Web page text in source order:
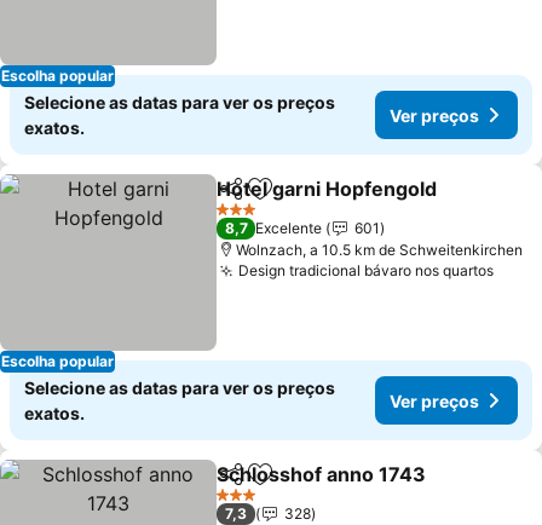
Escolha popular
Selecione as datas para ver os preços
exatos.
Ver preços
Escolha popular
PartilharAdicionar aos favoritos
Hotel garni Hopfengold
3 Estrelas
8,7 Excelente
601
Wolnzach, a 10.5 km de Schweitenkirchen
Design tradicional bávaro nos quartos
Selecione as datas para ver os preços
exatos.
Ver preços
PartilharAdicionar aos favoritos
Schlosshof anno 1743
3 Estrelas
7,3
328